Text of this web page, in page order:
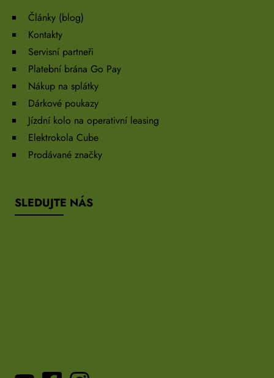
Články (blog)
Kontakty
Servisní partneři
Platební brána Go Pay
Nákup na splátky
Dárkové poukazy
Jízdní kolo na operativní leasing
Elektrokola Cube
Prodávané značky
SLEDUJTE NÁS